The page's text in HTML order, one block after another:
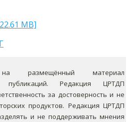
MB]
размещённый материал
публикаций. Редакция ЦРТДП
за достоверность и не
продуктов. Редакция ЦРТДП
и не поддерживать мнения